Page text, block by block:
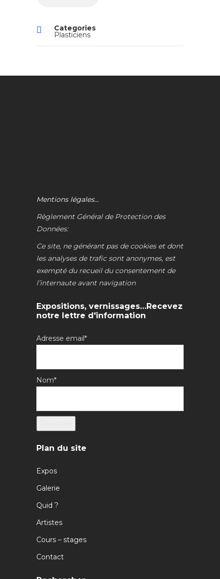
Categories
Plasticiens
Mentions légales…
Règlement Général de Protection des
Données:
Ce site, ne générant pas de cookies et dont
les analyses de trafic sont anonymes, est
exempté du recueil du consentement de
l’internaute avant navigation
Expositions, vernissages…Recevez
notre lettre d'information
Adresse email*
Nom*
Plan du site
Expos
Galerie
Quid ?
Artistes
Cours – stages
Contact